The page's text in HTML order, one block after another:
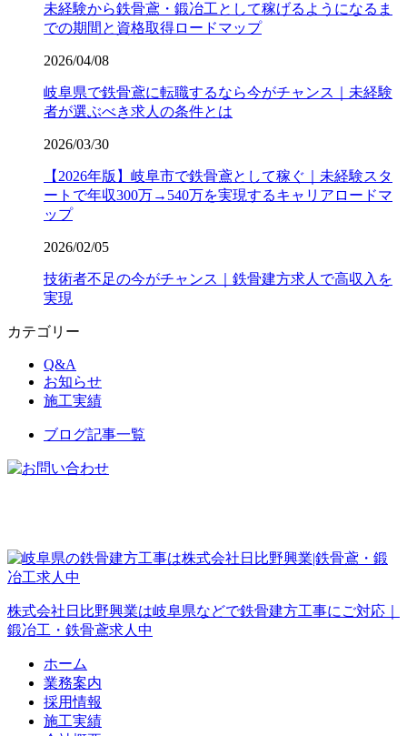
未経験から鉄骨鳶・鍛冶工として稼げるようになるま
での期間と資格取得ロードマップ
2026/04/08
岐阜県で鉄骨鳶に転職するなら今がチャンス｜未経験
者が選ぶべき求人の条件とは
2026/03/30
【2026年版】岐阜市で鉄骨鳶として稼ぐ｜未経験スタ
ートで年収300万→540万を実現するキャリアロードマ
ップ
2026/02/05
技術者不足の今がチャンス｜鉄骨建方求人で高収入を
実現
カテゴリー
Q&A
お知らせ
施工実績
ブログ記事一覧
株式会社日比野興業は岐阜県などで鉄骨建方工事にご対応｜
鍛冶工・鉄骨鳶求人中
ホーム
業務案内
採用情報
施工実績